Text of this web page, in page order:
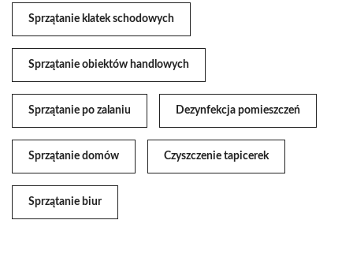
Sprzątanie klatek schodowych
Sprzątanie obiektów handlowych
Sprzątanie po zalaniu Dezynfekcja pomieszczeń
Sprzątanie domów Czyszczenie tapicerek
Sprzątanie biur